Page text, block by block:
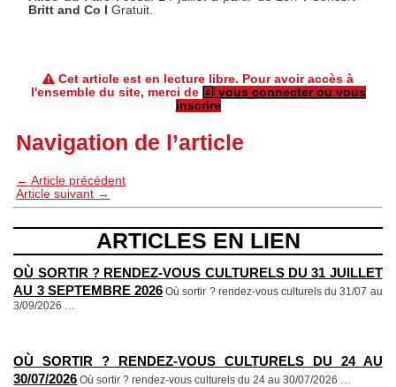
Britt and Co IGratuit.
Cet article est en lecture libre. Pour avoir accès à
l'ensemble du site, merci de
vous connecter ou vous
inscrire
Navigation de l’article
← Article précédent
Article suivant →
ARTICLES EN LIEN
OÙ SORTIR ? RENDEZ-VOUS CULTURELS DU 31 JUILLET
AU 3 SEPTEMBRE 2026 Où sortir ? rendez-vous culturels du 31/07 au
3/09/2026
OÙ SORTIR ? RENDEZ-VOUS CULTURELS DU 24 AU
30/07/2026 Où sortir ? rendez-vous culturels du 24 au 30/07/2026